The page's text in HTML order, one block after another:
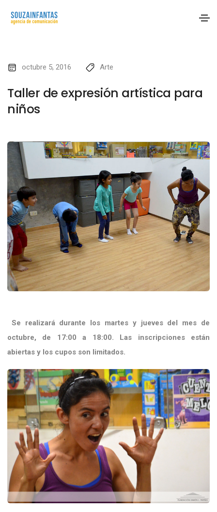
octubre 5, 2016 Arte
Taller de expresión artística para
niños
Se realizará durante los martes y jueves del mes de
octubre, de 17:00 a 18:00. Las inscripciones están
abiertas y los cupos son limitados.